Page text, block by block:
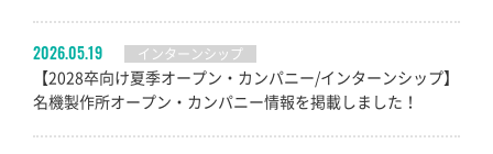
2026.05.19 インターンシップ
【2028卒向け夏季オープン・カンパニー/インターンシップ】
名機製作所オープン・カンパニー情報を掲載しました！